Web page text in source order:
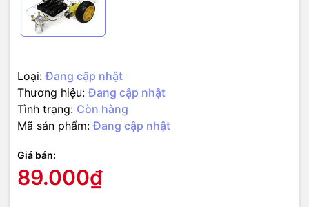
Loại: Đang cập nhật
Thương hiệu: Đang cập nhật
Tình trạng: Còn hàng
Mã sản phẩm: Đang cập nhật
Giá bán:
89.000₫